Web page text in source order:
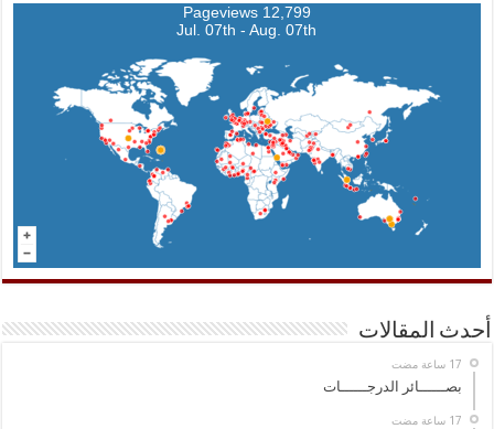
12,799 Pageviews
Jul. 07th - Aug. 07th
أحدث المقالات
بصــــــائر الدرجــــــات